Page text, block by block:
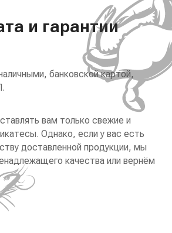
и гарантии
банковской картой,
вам только свежие и
Однако, если у вас есть
доставленной продукции, мы
качества или вернём